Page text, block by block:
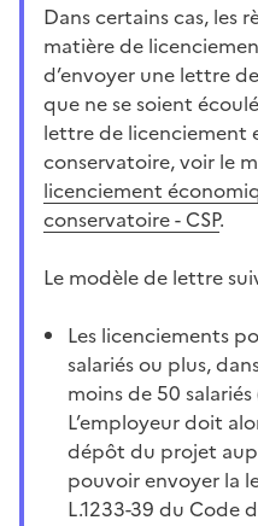
Dans certains cas, les
matière de
d’envoyer une lettre
que ne se soient
lettre de licenciement
conservatoire, voir le
licenciement
conservatoire - CSP.
Le modèle de lettre
Les licenciements
salariés ou plus,
moins de 50 salariés
L’employeur doit
dépôt du projet
pouvoir envoyer la
L.1233-39 du Code